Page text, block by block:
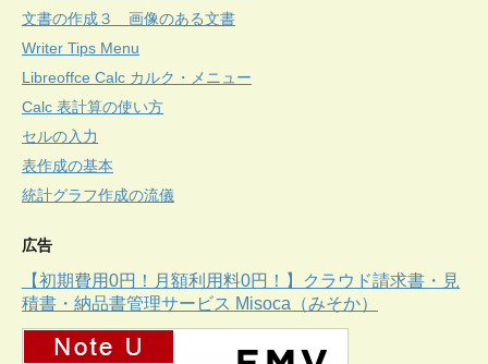
文書の作成３ 画像のある文書
Writer Tips Menu
Libreoffce Calc カルク・メニュー
Calc 表計算の使い方
セルの入力
表作成の基本
統計グラフ作成の流儀
広告
【初期費用0円！月額利用料0円！】クラウド請求書・見
積書・納品書管理サービス Misoca（みそか）